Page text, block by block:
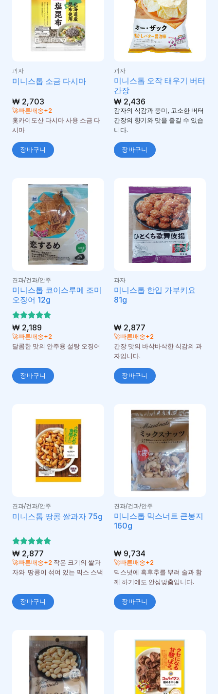
과자
미니스톱 소금 다시마
₩2,703
🚀빠른배송+2
홋카이도산 다시마 사용 소금 다
시마
장바구니
과자
미니스톱 오작 태우기 버터
간장
₩2,436
감자의 식감과 풍미, 고소한 버터
간장의 향기와 맛을 즐길 수 있습
니다.
장바구니
견과/건과/안주
미니스톱 코이스루메 조미
오징어 12g
5 중에서
5로 평가
됨
₩2,189
🚀빠른배송+2
달콤한 맛의 안주용 설탕 오징어
장바구니
과자
미니스톱 한입 가부키요
81g
₩2,877
🚀빠른배송+2
간장 맛의 바삭바삭한 식감의 과
자입니다.
장바구니
견과/건과/안주
미니스톱 땅콩 쌀과자 75g
5 중에서
5로 평가
됨
₩2,877
🚀빠른배송+2작은 크기의 쌀과
자와 땅콩이 섞여 있는 믹스 스낵
장바구니
견과/건과/안주
미니스톱 믹스너트 큰봉지
160g
₩9,734
🚀빠른배송+2
믹스넛에 흑후추를 뿌려 술과 함
께 하기에도 안성맞춤입니다.
장바구니